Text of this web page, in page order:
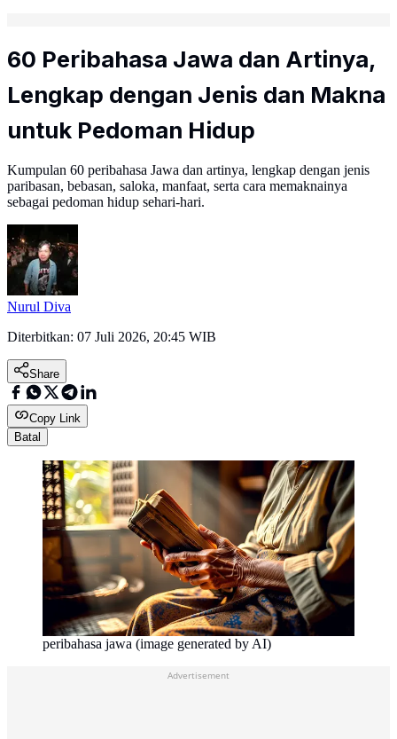
60 Peribahasa Jawa dan Artinya,
Lengkap dengan Jenis dan Makna
untuk Pedoman Hidup
Kumpulan 60 peribahasa Jawa dan artinya, lengkap dengan jenis
paribasan, bebasan, saloka, manfaat, serta cara memaknainya
sebagai pedoman hidup sehari-hari.
Nurul Diva
Diterbitkan: 07 Juli 2026, 20:45 WIB
Share
Copy Link
Batal
peribahasa jawa (image generated by AI)